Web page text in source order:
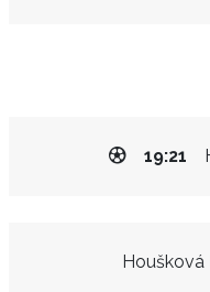
19:21
Houšková